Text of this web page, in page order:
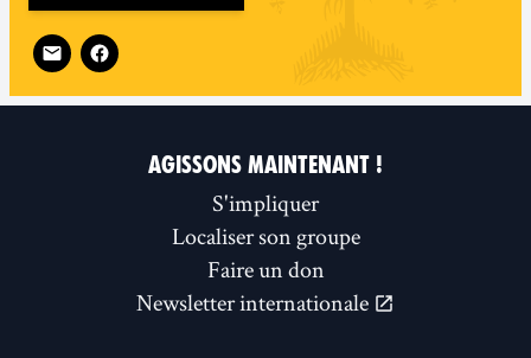
Follow XR Perth Western Suburbs on
AGISSONS MAINTENANT !
S'impliquer
Localiser son groupe
Faire un don
Newsletter internationale